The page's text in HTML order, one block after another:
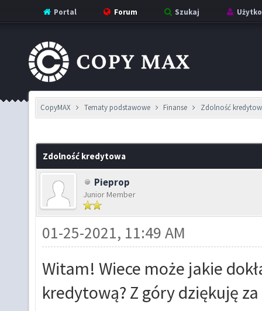
Portal Forum Szukaj
CopyMAX Tematy podstawowe Finanse Zdolność
Zdolność kredytowa
Pieprop
Junior Member
01-25-2021, 11:49 AM
Witam! Wiece może jakie
kredytową? Z góry dziękuję